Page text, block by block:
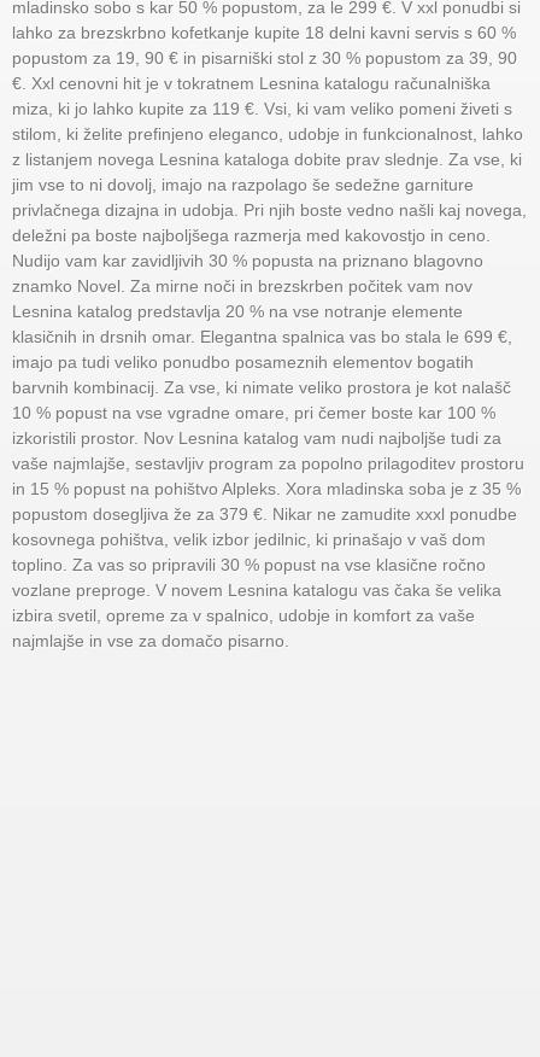
mladinsko sobo s kar 50 % popustom, za le 299 €. V xxl ponudbi si
lahko za brezskrbno kofetkanje kupite 18 delni kavni servis s 60 %
popustom za 19, 90 € in pisarniški stol z 30 % popustom za 39, 90
€. Xxl cenovni hit je v tokratnem Lesnina katalogu računalniška
miza, ki jo lahko kupite za 119 €. Vsi, ki vam veliko pomeni živeti s
stilom, ki želite prefinjeno eleganco, udobje in funkcionalnost, lahko
z listanjem novega Lesnina kataloga dobite prav slednje. Za vse, ki
jim vse to ni dovolj, imajo na razpolago še sedežne garniture
privlačnega dizajna in udobja. Pri njih boste vedno našli kaj novega,
deležni pa boste najboljšega razmerja med kakovostjo in ceno.
Nudijo vam kar zavidljivih 30 % popusta na priznano blagovno
znamko Novel. Za mirne noči in brezskrben počitek vam nov
Lesnina katalog predstavlja 20 % na vse notranje elemente
klasičnih in drsnih omar. Elegantna spalnica vas bo stala le 699 €,
imajo pa tudi veliko ponudbo posameznih elementov bogatih
barvnih kombinacij. Za vse, ki nimate veliko prostora je kot nalašč
10 % popust na vse vgradne omare, pri čemer boste kar 100 %
izkoristili prostor. Nov Lesnina katalog vam nudi najboljše tudi za
vaše najmlajše, sestavljiv program za popolno prilagoditev prostoru
in 15 % popust na pohištvo Alpleks. Xora mladinska soba je z 35 %
popustom dosegljiva že za 379 €. Nikar ne zamudite xxxl ponudbe
kosovnega pohištva, velik izbor jedilnic, ki prinašajo v vaš dom
toplino. Za vas so pripravili 30 % popust na vse klasične ročno
vozlane preproge. V novem Lesnina katalogu vas čaka še velika
izbira svetil, opreme za v spalnico, udobje in komfort za vaše
najmlajše in vse za domačo pisarno.